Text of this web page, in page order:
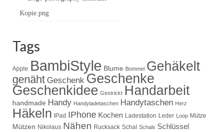
Tags
Apple BambiStyle Blume Bommel Gehäkelt
genäht Geschenk Geschenke
Geschenkidee Gestrickt Handarbeit
handmade Handy Handyladetaschen Handytaschen Herz
Häkeln IPad IPhone Kochen Ladestation Leder Loop Mütze
Mützen Nikolaus Nähen Rucksack Schal Schals Schlüssel